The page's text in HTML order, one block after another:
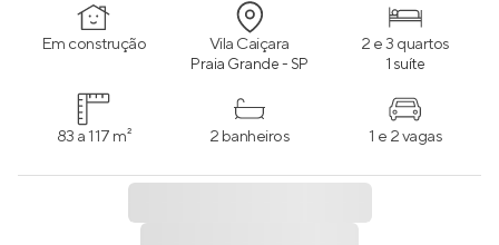
Em construção Vila Caiçara
Praia Grande - SP
2 e 3 quartos
1 suíte
83 a 117 m² 2 banheiros 1 e 2 vagas